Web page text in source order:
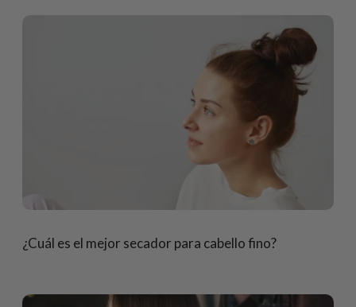
¿Cuál es el mejor secador para cabello fino?